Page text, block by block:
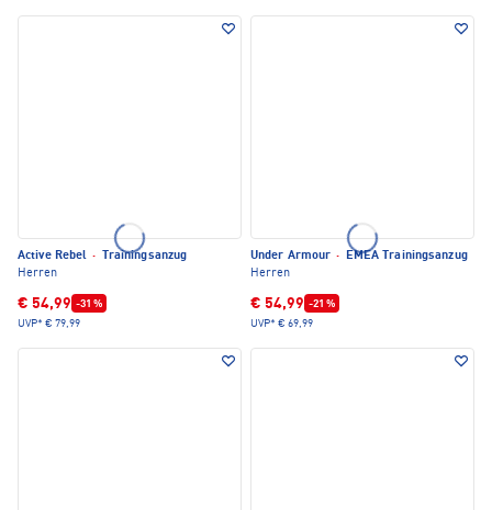
Active Rebel ·
Trainingsanzug
Herren
€ 54,99 -31 %
UVP* € 79,99
Under Armour ·
EMEA Trainingsanzug
Herren
€ 54,99 -21 %
UVP* € 69,99